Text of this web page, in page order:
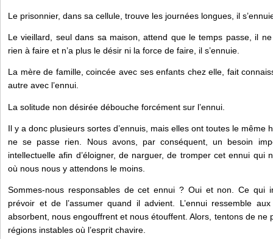
Le prisonnier, dans sa cellule, trouve les journées longues, il
Le vieillard, seul dans sa maison, attend que le temps passe, il ne
rien à faire et n’a plus le désir ni la force de faire, il s’ennuie.
La mère de famille, coincée avec ses enfants chez elle, fait
autre avec l’ennui.
La solitude non désirée débouche forcément sur l’ennui.
Il y a donc plusieurs sortes d’ennuis, mais elles ont toutes le même
ne se passe rien. Nous avons, par conséquent, un besoin
intellectuelle afin d’éloigner, de narguer, de tromper cet ennui qui
où nous nous y attendons le moins.
Sommes-nous responsables de cet ennui ? Oui et non. Ce qui
prévoir et de l’assumer quand il advient. L’ennui ressemble
absorbent, nous engouffrent et nous étouffent. Alors, tentons de ne
régions instables où l’esprit chavire.